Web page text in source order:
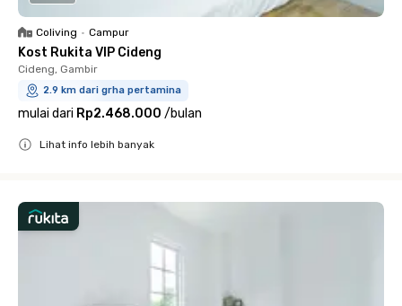
Coliving • Campur
Kost Rukita VIP Cideng
Cideng, Gambir
2.9 km dari grha pertamina
mulai dari Rp2.468.000 /bulan
Lihat info lebih banyak